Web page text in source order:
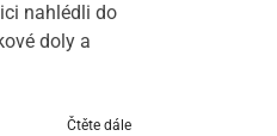
nahlédli do
doly a
Čtěte dále